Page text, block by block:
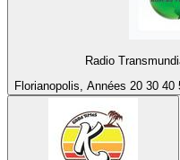
Radio
Florianopolis, Années 20 30